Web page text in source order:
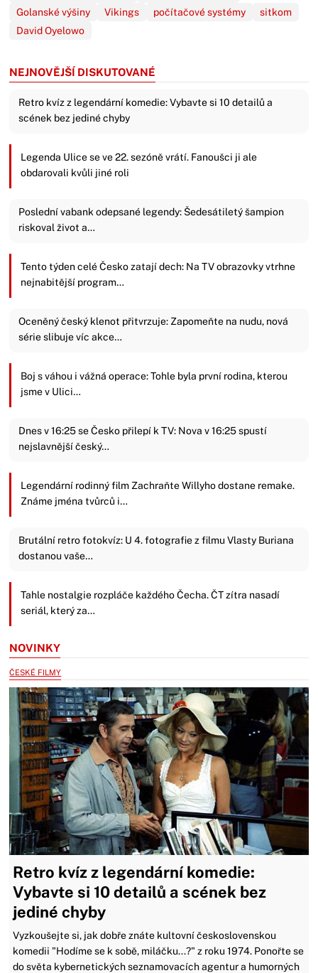
Golanské výšiny
Vikings počítačové systémy
sitkom
David Oyelowo
NEJNOVĚJŠÍ DISKUTOVANÉ
Retro kvíz z legendární komedie: Vybavte si 10 detailů a
scének bez jediné chyby
Legenda Ulice se ve 22. sezóně vrátí. Fanoušci ji ale
obdarovali kvůli jiné roli
Poslední vabank odepsané legendy: Šedesátiletý šampion
riskoval život a…
Tento týden celé Česko zatají dech: Na TV obrazovky vtrhne
nejnabitější program…
Oceněný český klenot přitvrzuje: Zapomeňte na nudu, nová
série slibuje víc akce…
Boj s váhou i vážná operace: Tohle byla první rodina, kterou
jsme v Ulici…
Dnes v 16:25 se Česko přilepí k TV: Nova v 16:25 spustí
nejslavnější český…
Legendární rodinný film Zachraňte Willyho dostane remake.
Známe jména tvůrců i…
Brutální retro fotokvíz: U 4. fotografie z filmu Vlasty Buriana
dostanou vaše…
Tahle nostalgie rozpláče každého Čecha. ČT zítra nasadí
seriál, který za…
NOVINKY
ČESKÉ FILMY
Retro kvíz z legendární komedie:
Vybavte si 10 detailů a scének bez
jediné chyby
Vyzkoušejte si, jak dobře znáte kultovní československou
komedii "Hodíme se k sobě, miláčku...?" z roku 1974. Ponořte se
do světa kybernetických seznamovacích agentur a humorných